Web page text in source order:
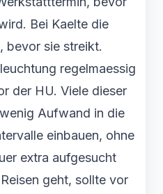
Bei Kaelte die
bevor sie streikt.
regelmaessig
der HU. Viele dieser
Aufwand in die
einbauen, ohne
extra aufgesucht
geht, sollte vor